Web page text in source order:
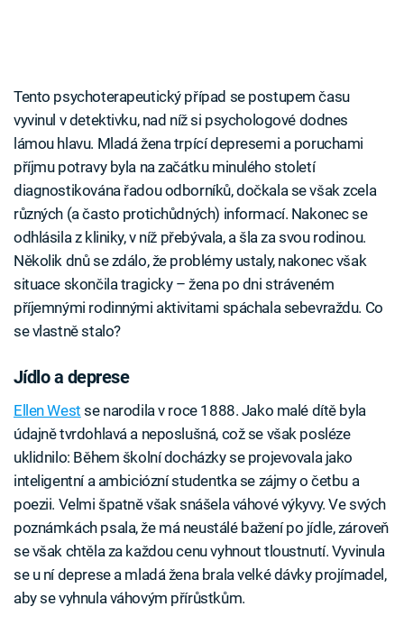
Tento psychoterapeutický případ se postupem času
vyvinul v detektivku, nad níž si psychologové dodnes
lámou hlavu. Mladá žena trpící depresemi a poruchami
příjmu potravy byla na začátku minulého století
diagnostikována řadou odborníků, dočkala se však zcela
různých (a často protichůdných) informací. Nakonec se
odhlásila z kliniky, v níž přebývala, a šla za svou rodinou.
Několik dnů se zdálo, že problémy ustaly, nakonec však
situace skončila tragicky – žena po dni stráveném
příjemnými rodinnými aktivitami spáchala sebevraždu. Co
se vlastně stalo?
Jídlo a deprese
Ellen West se narodila v roce 1888. Jako malé dítě byla
údajně tvrdohlavá a neposlušná, což se však posléze
uklidnilo: Během školní docházky se projevovala jako
inteligentní a ambiciózní studentka se zájmy o četbu a
poezii. Velmi špatně však snášela váhové výkyvy. Ve svých
poznámkách psala, že má neustálé bažení po jídle, zároveň
se však chtěla za každou cenu vyhnout tloustnutí. Vyvinula
se u ní deprese a mladá žena brala velké dávky projímadel,
aby se vyhnula váhovým přírůstkům.